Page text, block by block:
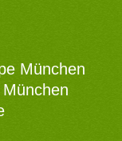
München